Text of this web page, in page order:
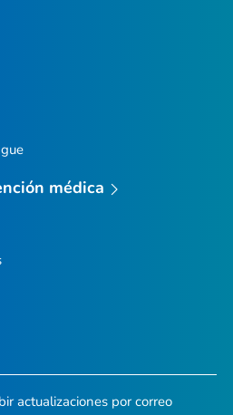
médica
actualizaciones por correo